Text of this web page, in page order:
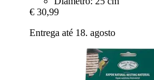
€ 30,99
Entrega até 18. agosto